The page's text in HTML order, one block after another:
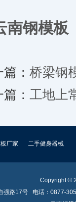
南钢模板
篇： 桥梁钢
： 工地上
厂家 二手健身器械
Copyright ©
自强路17号 电话：